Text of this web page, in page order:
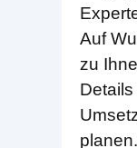
Auf
zu